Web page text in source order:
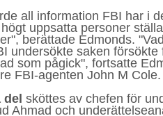
all information FBI har i
uppsatta personer
berättade Edmonds.
undersökte saken försökte
som pågick", fortsatte
FBI-agenten John M Cole.
sköttes av chefen för
Ahmad och